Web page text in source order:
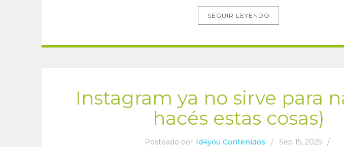
SEGUIR LEYENDO
Instagram ya no sirve para
hacés estas cosas)
Posteado por Id4you Contenidos / Sep 15, 2025
/